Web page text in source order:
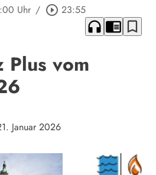
Uhr / play_circle_outline 23:55
headphones chrome_reader_mode bookmark_border
Plus vom
Januar 2026